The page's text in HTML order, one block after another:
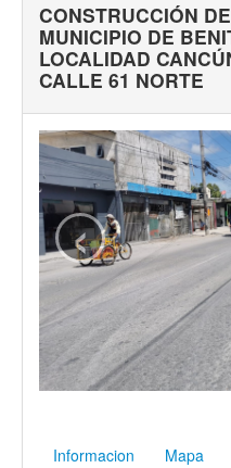
Gobierno abierto
Comité de
Denuncias
CONSTRUCCIÓN
MUNICIPIO DE
LOCALIDAD
CALLE 61 NORTE
‹
Informacion Mapa